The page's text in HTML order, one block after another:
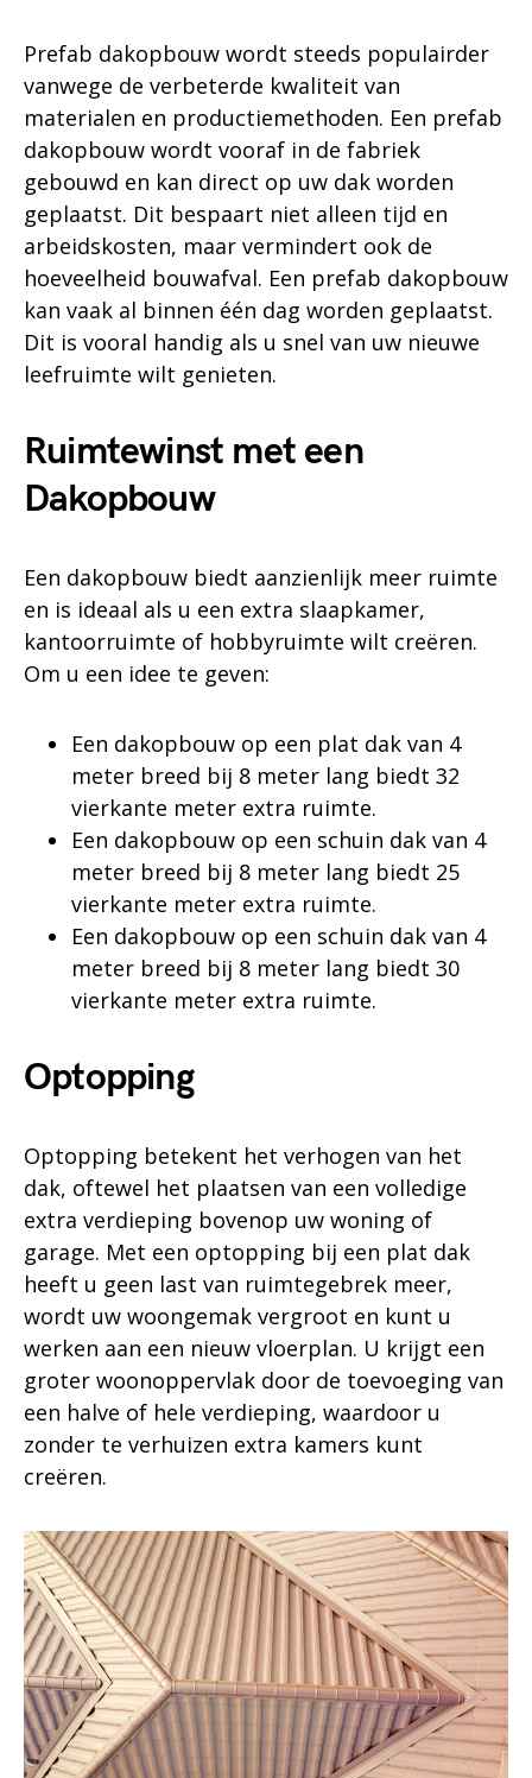
Prefab dakopbouw wordt steeds populairder
vanwege de verbeterde kwaliteit van
materialen en productiemethoden. Een prefab
dakopbouw wordt vooraf in de fabriek
gebouwd en kan direct op uw dak worden
geplaatst. Dit bespaart niet alleen tijd en
arbeidskosten, maar vermindert ook de
hoeveelheid bouwafval. Een prefab dakopbouw
kan vaak al binnen één dag worden geplaatst.
Dit is vooral handig als u snel van uw nieuwe
leefruimte wilt genieten.
Ruimtewinst met een
Dakopbouw
Een dakopbouw biedt aanzienlijk meer ruimte
en is ideaal als u een extra slaapkamer,
kantoorruimte of hobbyruimte wilt creëren.
Om u een idee te geven:
Een dakopbouw op een plat dak van 4
meter breed bij 8 meter lang biedt 32
vierkante meter extra ruimte.
Een dakopbouw op een schuin dak van 4
meter breed bij 8 meter lang biedt 25
vierkante meter extra ruimte.
Een dakopbouw op een schuin dak van 4
meter breed bij 8 meter lang biedt 30
vierkante meter extra ruimte.
Optopping
Optopping betekent het verhogen van het
dak, oftewel het plaatsen van een volledige
extra verdieping bovenop uw woning of
garage. Met een optopping bij een plat dak
heeft u geen last van ruimtegebrek meer,
wordt uw woongemak vergroot en kunt u
werken aan een nieuw vloerplan. U krijgt een
groter woonoppervlak door de toevoeging van
een halve of hele verdieping, waardoor u
zonder te verhuizen extra kamers kunt
creëren.